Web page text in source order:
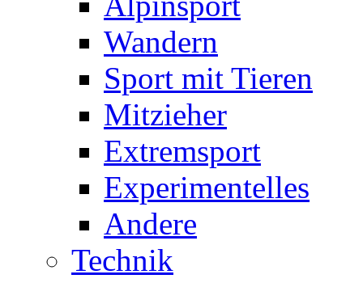
Wandern
Sport mit Tieren
Mitzieher
Extremsport
Experimentelles
Andere
Technik